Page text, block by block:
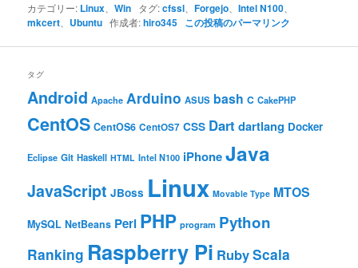
カテゴリー: Linux 、Win タグ:cfssl 、Forgejo 、Intel N100
mkcert Ubuntu 作成者:hiro345 この投稿のパーマリンク
タグ
Android Apache Arduino ASUS bash C CakePHP
CentOS CentOS6 CentOS7 CSS Dart dartlang Docker
Eclipse Git Haskell HTML Intel N100 iPhoneJava
JavaScript JBoss Linux Movable Type MTOS
MySQL NetBeans Perl PHP program Python
Ranking Raspberry Pi RubyScala